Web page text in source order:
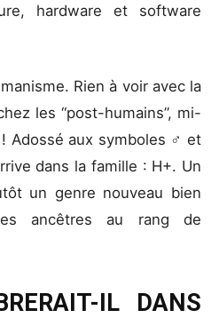
hardware et software
Rien à voir avec la
les “post-humains”, mi-
Adossé aux symboles ♂ et
dans la famille : H+. Un
un genre nouveau bien
ancêtres au rang de
IL DANS